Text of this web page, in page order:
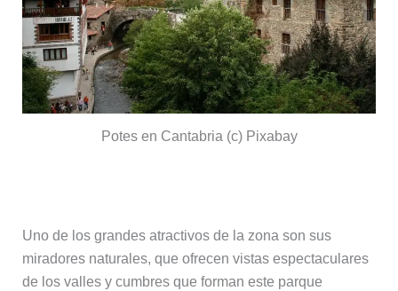
Potes en Cantabria (c) Pixabay
Uno de los grandes atractivos de la zona son sus
miradores naturales, que ofrecen vistas espectaculares
de los valles y cumbres que forman este parque